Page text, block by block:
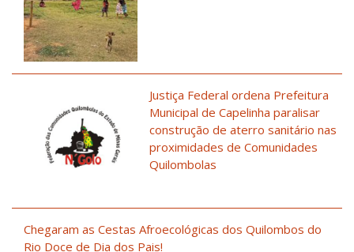
Justiça Federal ordena Prefeitura
Municipal de Capelinha paralisar
construção de aterro sanitário nas
proximidades de Comunidades
Quilombolas
Chegaram as Cestas Afroecológicas dos Quilombos do
Rio Doce de Dia dos Pais!